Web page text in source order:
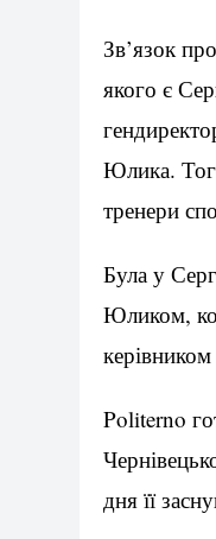
Зв’язок
якого є
Юлика.
тренери
Була у
Юликом,
Politerno
дня її